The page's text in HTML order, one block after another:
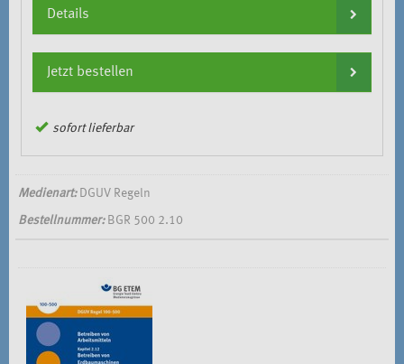
Details
Jetzt bestellen
sofort lieferbar
Medienart:DGUV Regeln
Bestellnummer:BGR 500 2.10